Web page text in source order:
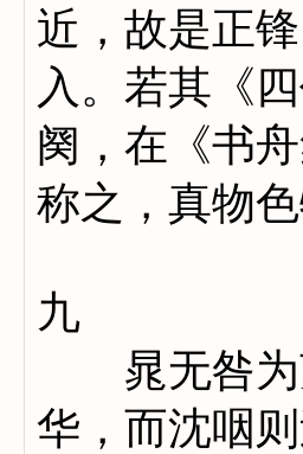
近，故是正
入。若其《
阕，在《书
称之，真物
九
晁无咎为
华，而沈咽